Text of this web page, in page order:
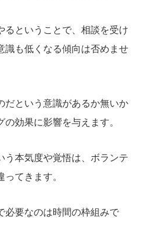
るということで、相談を受け
識も低くなる傾向は否めませ
だという意識があるか無いか
効果に影響を与えます。
う本気度や覚悟は、ボランテ
てきます。
必要なのは時間の枠組みで